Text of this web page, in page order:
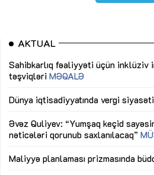
AKTUAL
Sahibkarlıq fəaliyyəti üçün inklüziv
təşviqləri MƏQALƏ
Dünya iqtisadiyyatında vergi
Əvəz Quliyev: “Yumşaq keçid
nəticələri qorunub saxlanılacaq”
Maliyyə planlaması prizmasında